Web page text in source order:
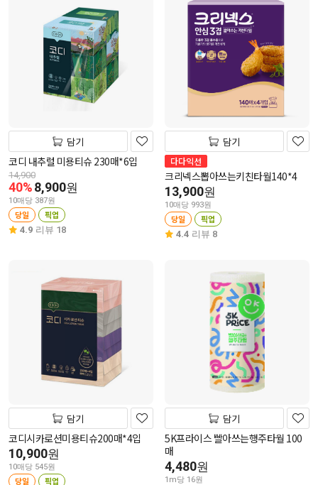
담기
코디 내추럴 미용티슈 230매*6입
14,900
40%8,900원
10매당 387원
당일 픽업
4.9 리뷰 18
담기
다다익선
크리넥스뽑아쓰는키친타월140*4
13,900원
10매당 993원
당일 픽업
4.4 리뷰 8
담기
코디시카로션미용티슈200매*4입
10,900원
10매당 545원
당일 픽업
담기
5K프라이스 빨아쓰는행주타월 100
매
4,480원
1m당 16원